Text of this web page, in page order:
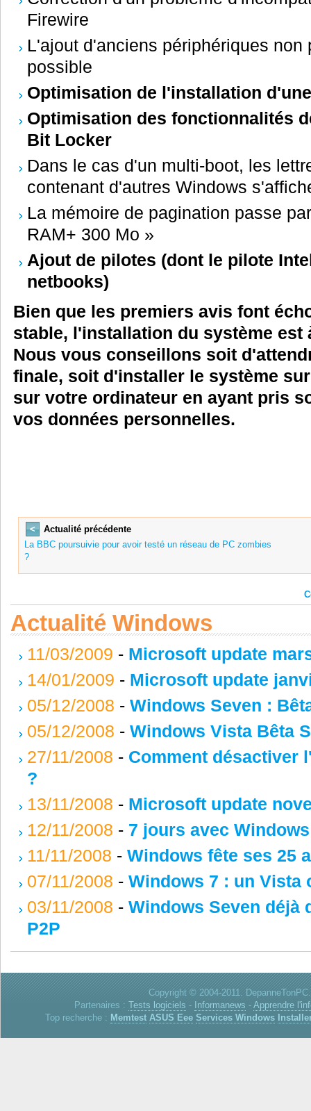
Firewire
L'ajout d'anciens périphériques
possible
Optimisation de l'installation
Optimisation des fonctionnalités
Bit Locker
Dans le cas d'un multi-boot, les
contenant d'autres Windows
La mémoire de pagination passe
RAM+ 300 Mo »
Ajout de pilotes (dont le pilote
netbooks)
Bien que les premiers avis font
stable, l'installation du système est
Nous vous conseillons soit
finale, soit d'installer le système
sur votre ordinateur en ayant pris
vos données personnelles.
<
Actualité précédente
La BBC poursuivie pour avoir testé un réseau de PC zombies
?
Actualité Windows
11/03/2009 - Microsoft update
14/01/2009 - Microsoft update
05/12/2008 - Windows Seven :
05/12/2008 - Windows Vista Bêta
27/11/2008 - Comment désactiver
?
13/11/2008 - Microsoft update
12/11/2008 - 7 jours avec
11/11/2008 - Windows fête ses 25
07/11/2008 - Windows 7 : un Vista
03/11/2008 - Windows Seven déjà
P2P
Copyright © 2004-2011.
Partenaires : Tests logiciels - Informanews - Apprendre
Top recherche : Memtest ASUS Eee Services Windows